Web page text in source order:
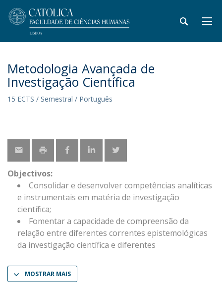
Metodologia Avançada de
Investigação Científica
15 ECTS / Semestral / Português
Objectivos:
Consolidar e desenvolver competências analíticas
e instrumentais em matéria de investigação
científica;
Fomentar a capacidade de compreensão da
relação entre diferentes correntes epistemológicas
da investigação científica e diferentes
MOSTRAR MAIS